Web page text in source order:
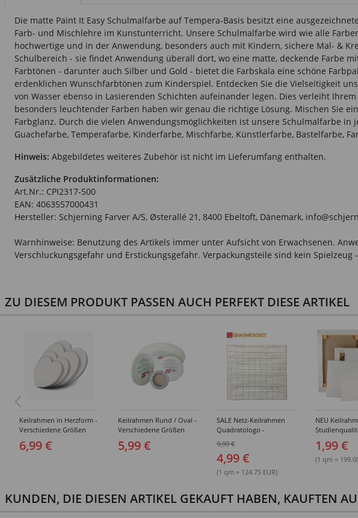
Die matte Paint It Easy Schulmalfarbe auf Tempera-Basis besitzt eine
Farb- und Mischlehre im Kunstunterricht. Unsere Schulmalfarbe wird wie alle
hochwertige und in der Anwendung, besonders auch mit Kindern, sichere Mal- &
Schulbereich - sie findet Anwendung überall dort, wo eine matte, deckende Farbe
Farbtönen - darunter auch Silber und Gold - bietet die Farbskala eine schöne
erdenklichen Wunschfarbtönen zum Kinderspiel. Entdecken Sie die Vielseitigkeit
von Wasser ebenso in Lasierenden Schichten aufeinander legen. Dies verleiht
besonders leuchtender Farben haben wir genau die richtige Lösung. Mischen Sie
Farbglanz. Durch die vielen Anwendungsmöglichkeiten ist unsere Schulmalfarbe
Guachefarbe, Temperafarbe, Kinderfarbe, Mischfarbe, Künstlerfarbe, Bastelfarbe,
Hinweis: Abgebildetes weiteres Zubehör ist nicht im Lieferumfang enthalten.
Zusätzliche Produktinformationen:
Art.Nr.: CPI2317-500
EAN: 4063557000431
Hersteller: Schjerning Farver A/S, Østerallé 21, 8400 Ebeltoft, Dänemark,
Warnhinweise: Benutzung des Artikels immer unter Aufsicht von Erwachsenen.
Verschluckungsgefahr und Erstickungsgefahr. Verpackungsteile sind kein
ZU DIESEM PRODUKT PASSEN AUCH PERFEKT DIESE ARTIKEL
Keilrahmen in Herzform -
Verschiedene Größen
6,99 €
Keilrahmen Rund / Oval -
Verschiedene Größen
5,99 €
SALE Netz-Keilrahmen
Quadratologo -
Verschiedene Größen
9,99 €
4,99 €
(1 qm = 124.75 EUR)
NEU
Leinwand
mehrfach
10x10 cm -
1,99 €
(1 qm =
KUNDEN, DIE DIESEN ARTIKEL GEKAUFT HABEN, KAUFTEN